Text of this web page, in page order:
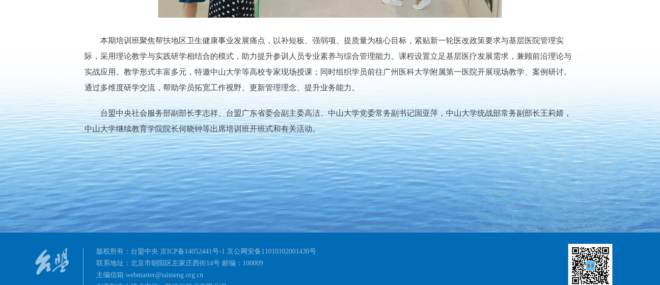
本期培训班聚焦帮扶地区卫生健康事业发展痛点，以补短板、强弱项、提质量为核心目标，紧贴新一轮医改政策要求与基层医院管理实
际，采用理论教学与实践研学相结合的模式，助力提升参训人员专业素养与综合管理能力。课程设置立足基层医疗发展需求，兼顾前沿理论与
实战应用。教学形式丰富多元，特邀中山大学等高校专家现场授课；同时组织学员前往广州医科大学附属第一医院开展现场教学、案例研讨。
通过多维度研学交流，帮助学员拓宽工作视野、更新管理理念、提升业务能力。
台盟中央社会服务部副部长李志祥、台盟广东省委会副主委高洁、中山大学党委常务副书记国亚萍，中山大学统战部常务副部长王莉婧，
中山大学继续教育学院院长何晓钟等出席培训班开班式和有关活动。
版权所有：台盟中央 京ICP备14052441号-1 京公网安备11010102001430号
联系地址：北京市朝阳区左家庄西街14号 邮编：100009
主编信箱:webmaster@taimeng.org.cn